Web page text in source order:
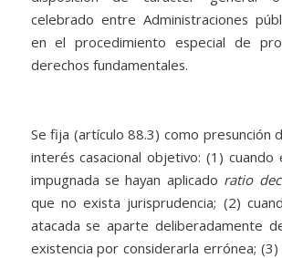
celebrado entre Administraciones
en el procedimiento especial de
derechos fundamentales.
Se fija (artículo 88.3) como presunción
interés casacional objetivo: (1) cuando
impugnada se hayan aplicado ratio
que no exista jurisprudencia; (2)
atacada se aparte deliberadamente
existencia por considerarla errónea; (3)